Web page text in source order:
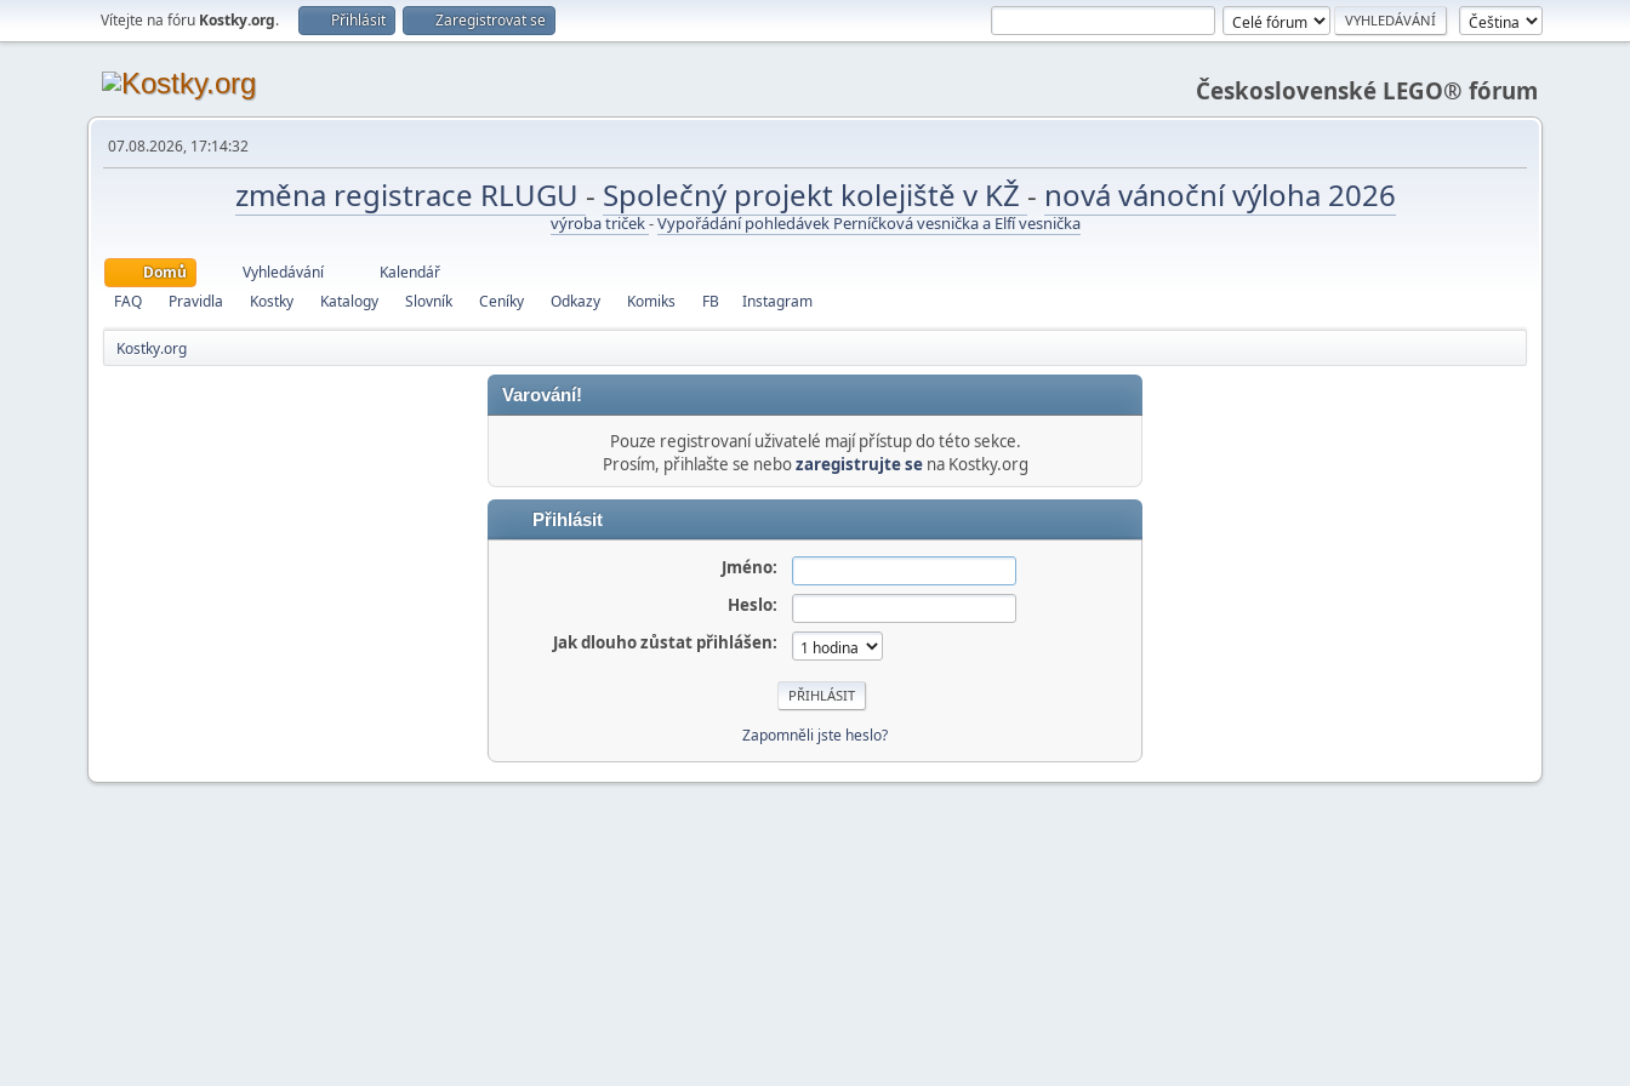
Vítejte na fóru Kostky.org. Přihlásit Zaregistrovat se
Československé LEGO® fórum
07.08.2026, 17:14:32
změna registrace RLUGU - Společný projekt kolejiště v KŽ - nová vánoční výloha 2026
výroba triček-Vypořádání pohledávek Perníčková vesnička a Elfí vesnička
Domů Vyhledávání
Kalendář
FAQ
Pravidla Kostky Katalogy Slovník Ceníky Odkazy Komiks FB Instagram
Kostky.org
Varování!
Pouze registrovaní uživatelé mají přístup do této sekce.
Prosím, přihlašte se nebozaregistrujte sena Kostky.org
Přihlásit
Jméno:
Heslo:
Jak dlouho zůstat přihlášen:
Zapomněli jste heslo?